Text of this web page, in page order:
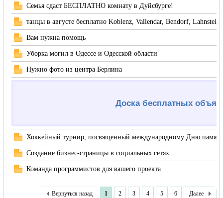
Семья сдаст БЕСПЛАТНО комнату в Дуйсбурге!
танцы в августе бесплатно Koblenz, Vallendar, Bendorf, Lahnstein
Вам нужна помощь
Уборка могил в Одессе и Одесской области
Нужно фото из центра Берлина
Доска бесплатных
Хоккейный турнир, посвященный международному Дню
Создание бизнес-страницы в социальных сетях
Команда программистов для вашего проекта
1 2 3 4 5 6 Далее
Вернуться назад